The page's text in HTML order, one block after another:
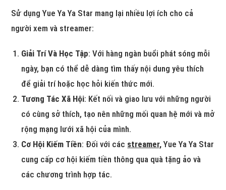
Sử dụng Yue Ya Ya Star mang lại nhiều lợi ích cho cả
người xem và streamer:
Giải Trí Và Học Tập: Với hàng ngàn buổi phát sóng mỗi
ngày, bạn có thể dễ dàng tìm thấy nội dung yêu thích
để giải trí hoặc học hỏi kiến thức mới.
Tương Tác Xã Hội: Kết nối và giao lưu với những người
có cùng sở thích, tạo nên những mối quan hệ mới và mở
rộng mạng lưới xã hội của mình.
Cơ Hội Kiếm Tiền: Đối với các streamer,Yue Ya Ya Star
cung cấp cơ hội kiếm tiền thông qua quà tặng ảo và
các chương trình hợp tác.